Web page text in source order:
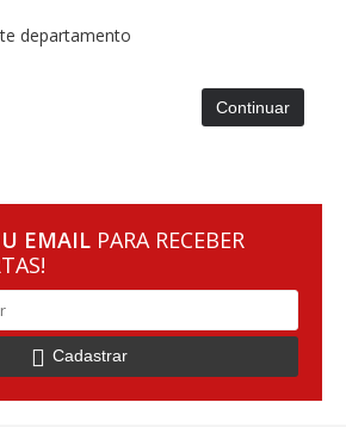
departamento
Continuar
EMAIL PARA RECEBER
Cadastrar